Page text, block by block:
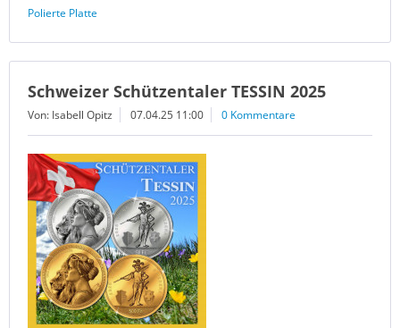
Polierte Platte
Schweizer Schützentaler TESSIN 2025
Von: Isabell Opitz 07.04.25 11:00 0 Kommentare